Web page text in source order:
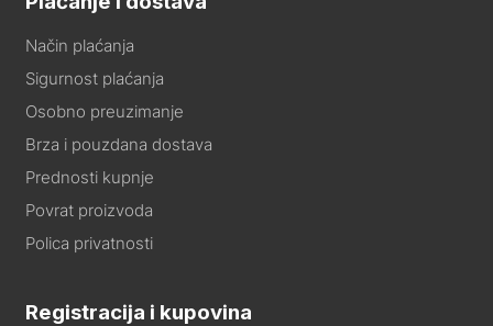
Način plaćanja
Sigurnost plaćanja
Osobno preuzimanje
Brza i pouzdana dostava
Prednosti kupnje
Povrat proizvoda
Polica privatnosti
Registracija i kupovina